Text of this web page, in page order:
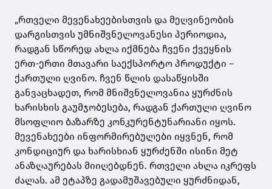
„რთველი მევენახეებისთვის და მეღვინეობის
დარგისთვის უმნიშვნელოვანესი პერიოდია,
რადგან სწორედ ახლა იქმნება ჩვენი ქვეყნის
ერთ-ერთი მთავარი საექსპორტო პროდუქტი –
ქართული ღვინო. ჩვენ წლის დასაწყისში
განვაცხადეთ, რომ მნიშვნელოვანია ყურძნის
ხარისხის გაუმჯობესება, რადგან ქართული ღვინო
მსოფლიო ბაზარზე კონკურენტუნარიანი იყოს.
მევენახეები ინფორმირებულები იყვნენ, რომ
კონდიციურ და ხარისხიან ყურძენში ისინი მეტ
ანაზღაურებას მიიღებდნენ. რთველი ახლა იკრეფს
ძალას. ამ ეტაპზე გადამუშავებული ყურძნიდან,